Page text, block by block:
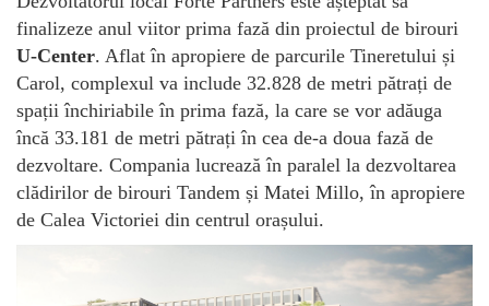
finalizeze anul viitor prima fază din proiectul de birouri
U-Center. Aflat în apropiere de parcurile Tineretului și
Carol, complexul va include 32.828 de metri pătrați de
spații închiriabile în prima fază, la care se vor adăuga
încă 33.181 de metri pătrați în cea de-a doua fază de
dezvoltare. Compania lucrează în paralel la dezvoltarea
clădirilor de birouri Tandem și Matei Millo, în apropiere
de Calea Victoriei din centrul orașului.